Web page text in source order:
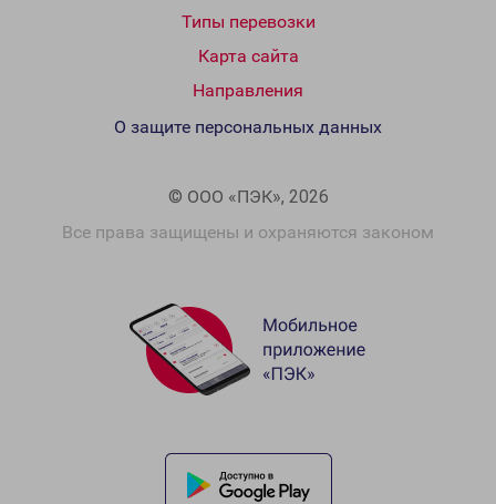
Типы перевозки
Карта сайта
Направления
© ООО «ПЭК», 2026
Все права защищены и охраняются законом
О защите персональных данных